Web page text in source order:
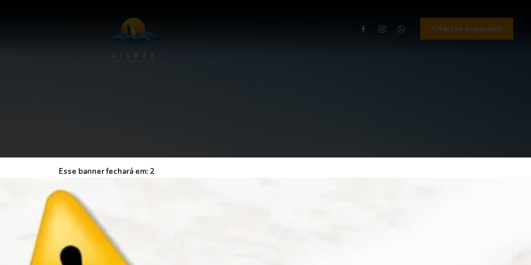
Ofertas especiais
Esse banner fechará em:1